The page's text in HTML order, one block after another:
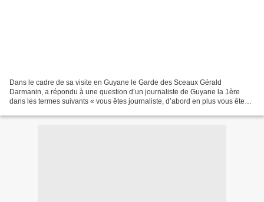
Dans le cadre de sa visite en Guyane le Garde des Sceaux Gérald
Darmanin, a répondu à une question d’un journaliste de Guyane la 1ère
dans les termes suivants « vous êtes journaliste, d’abord en plus vous êtes